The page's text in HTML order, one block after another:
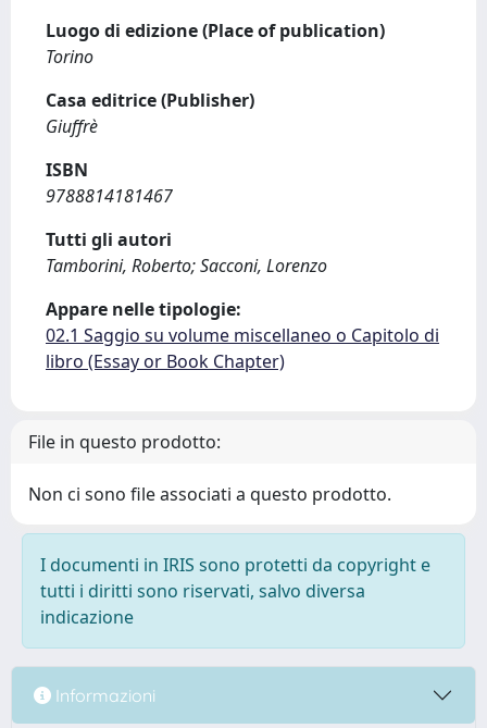
Luogo di edizione (Place of publication)
Torino
Casa editrice (Publisher)
Giuffrè
ISBN
9788814181467
Tutti gli autori
Tamborini, Roberto; Sacconi, Lorenzo
Appare nelle tipologie:
02.1 Saggio su volume miscellaneo o Capitolo di
libro (Essay or Book Chapter)
File in questo prodotto:
Non ci sono file associati a questo prodotto.
I documenti in IRIS sono protetti da copyright e
tutti i diritti sono riservati, salvo diversa
indicazione
Informazioni